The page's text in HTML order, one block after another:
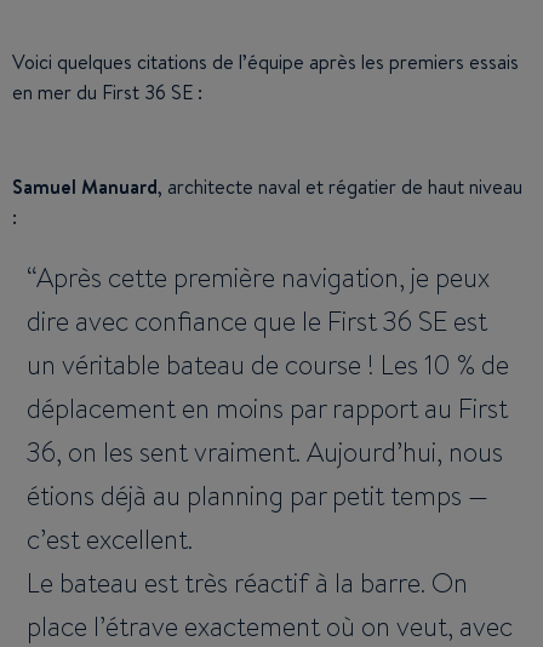
Voici quelques citations de l’équipe après les premiers essais
en mer du First 36 SE :
Samuel Manuard, architecte naval et régatier de haut niveau
:
Après cette première navigation, je peux
dire avec confiance que le First 36 SE est
un véritable bateau de course ! Les 10 % de
déplacement en moins par rapport au First
36, on les sent vraiment. Aujourd’hui, nous
étions déjà au planning par petit temps —
c’est excellent.
Le bateau est très réactif à la barre. On
place l’étrave exactement où on veut, avec